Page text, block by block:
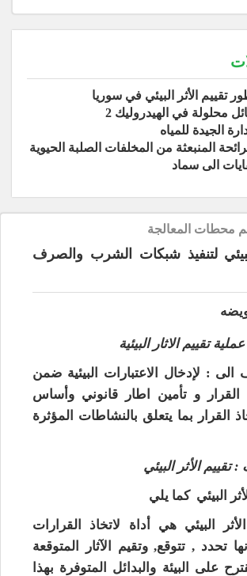
تقييم الأثر البيئي في سوريا
محلولة في الهيدروليك 2
الجيدة للمياه
المنبعثة من المخلفات الصلبة الحيوية
الى سماد
محطات المعالجة
لتنفيذ شبكات الشرب والصرف
تقييم الاثار البيئية
: لإدخال الاعتبارات البيئية ضمن
القرار و تأمين اطار قانوني وأساس
القرار بما يتعلق بالنشاطات المؤثرة
تقييم الأثر البيئي
البيئي كما يلي
البيئي هي أداة لاتخاذ القرارات
تحدد , تتوقع, وتقيم الآثار المتوقعة
على البيئة والبدائل المتوفرة بهذا